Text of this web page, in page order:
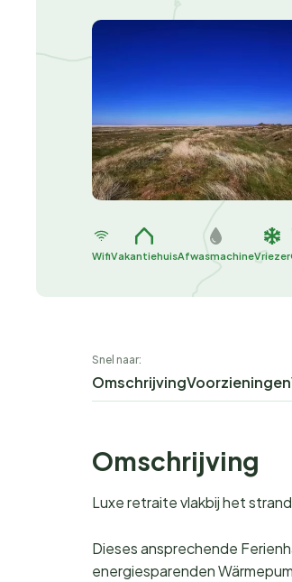
WifiVakantiehuisAfwasmachineVriezer
Snel naar:
OmschrijvingVoorzieningen
Omschrijving
Luxe retraite vlakbij het strand
Dieses ansprechende
energiesparenden